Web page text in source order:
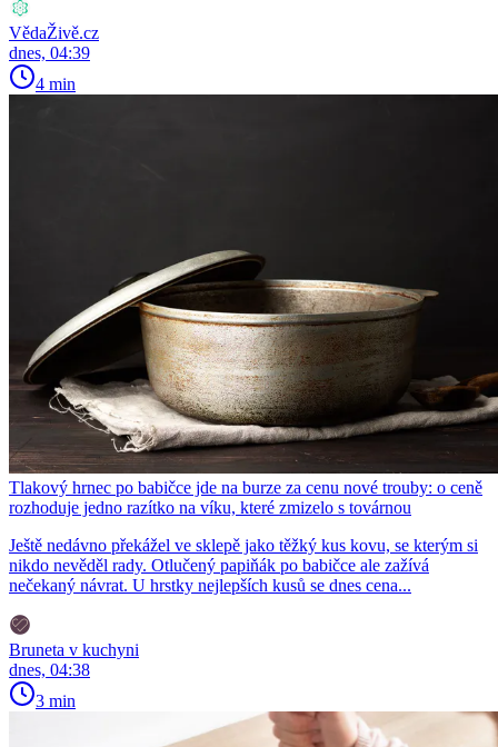
VědaŽivě.cz
dnes, 04:39
4 min
Tlakový hrnec po babičce jde na burze za cenu nové trouby: o ceně
rozhoduje jedno razítko na víku, které zmizelo s továrnou
Ještě nedávno překážel ve sklepě jako těžký kus kovu, se kterým si
nikdo nevěděl rady. Otlučený papiňák po babičce ale zažívá
nečekaný návrat. U hrstky nejlepších kusů se dnes cena...
Bruneta v kuchyni
dnes, 04:38
3 min